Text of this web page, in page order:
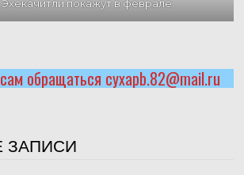
покажут в феврале.
обращаться cyxapb.82@mail.ru
ЗАПИСИ